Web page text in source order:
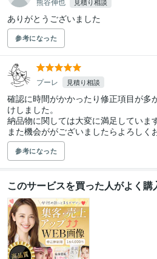
ありがとうございました
参考になった
プーレ 見積り相談
確認に時間がかかったり修正項目が多
けしました。
納品物に関しては大変に満足しています
また機会ががございましたらよろしく
参考になった
このサービスを買った人がよく